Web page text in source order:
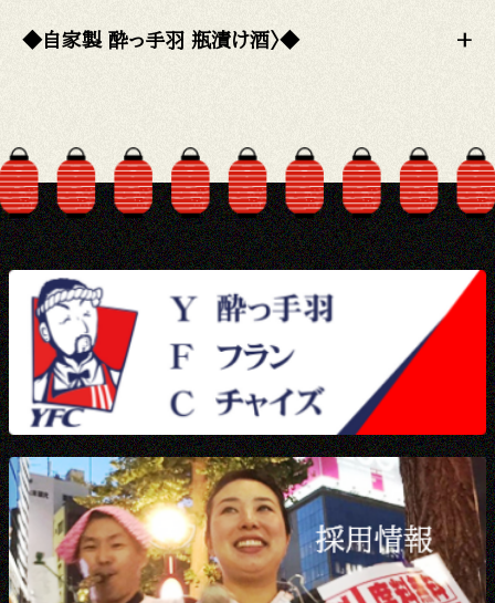
◆自家製 酔っ手羽 瓶漬け酒〉◆ +